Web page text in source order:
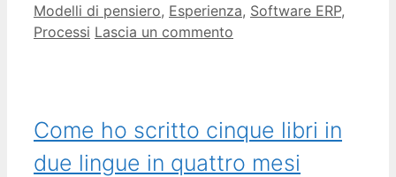
Modelli di pensiero, Esperienza, Software ERP,
Processi Lascia un commento
Come ho scritto cinque libri in
due lingue in quattro mesi